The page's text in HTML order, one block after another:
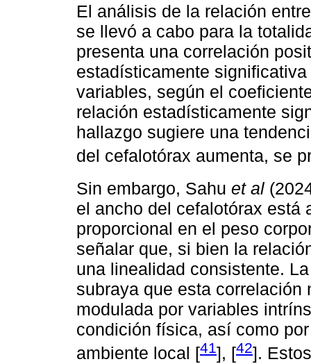
El análisis de la relación
se llevó a cabo para la
presenta una correlación
estadísticamente
variables, según el
relación estadísticamente
hallazgo sugiere una
del cefalotórax aumenta, se
Sin embargo, Sahu et al
el ancho del cefalotórax está
proporcional en el peso
señalar que, si bien la
una linealidad consistente.
subraya que esta
modulada por variables
condición física, así como
ambiente local [41], [42].